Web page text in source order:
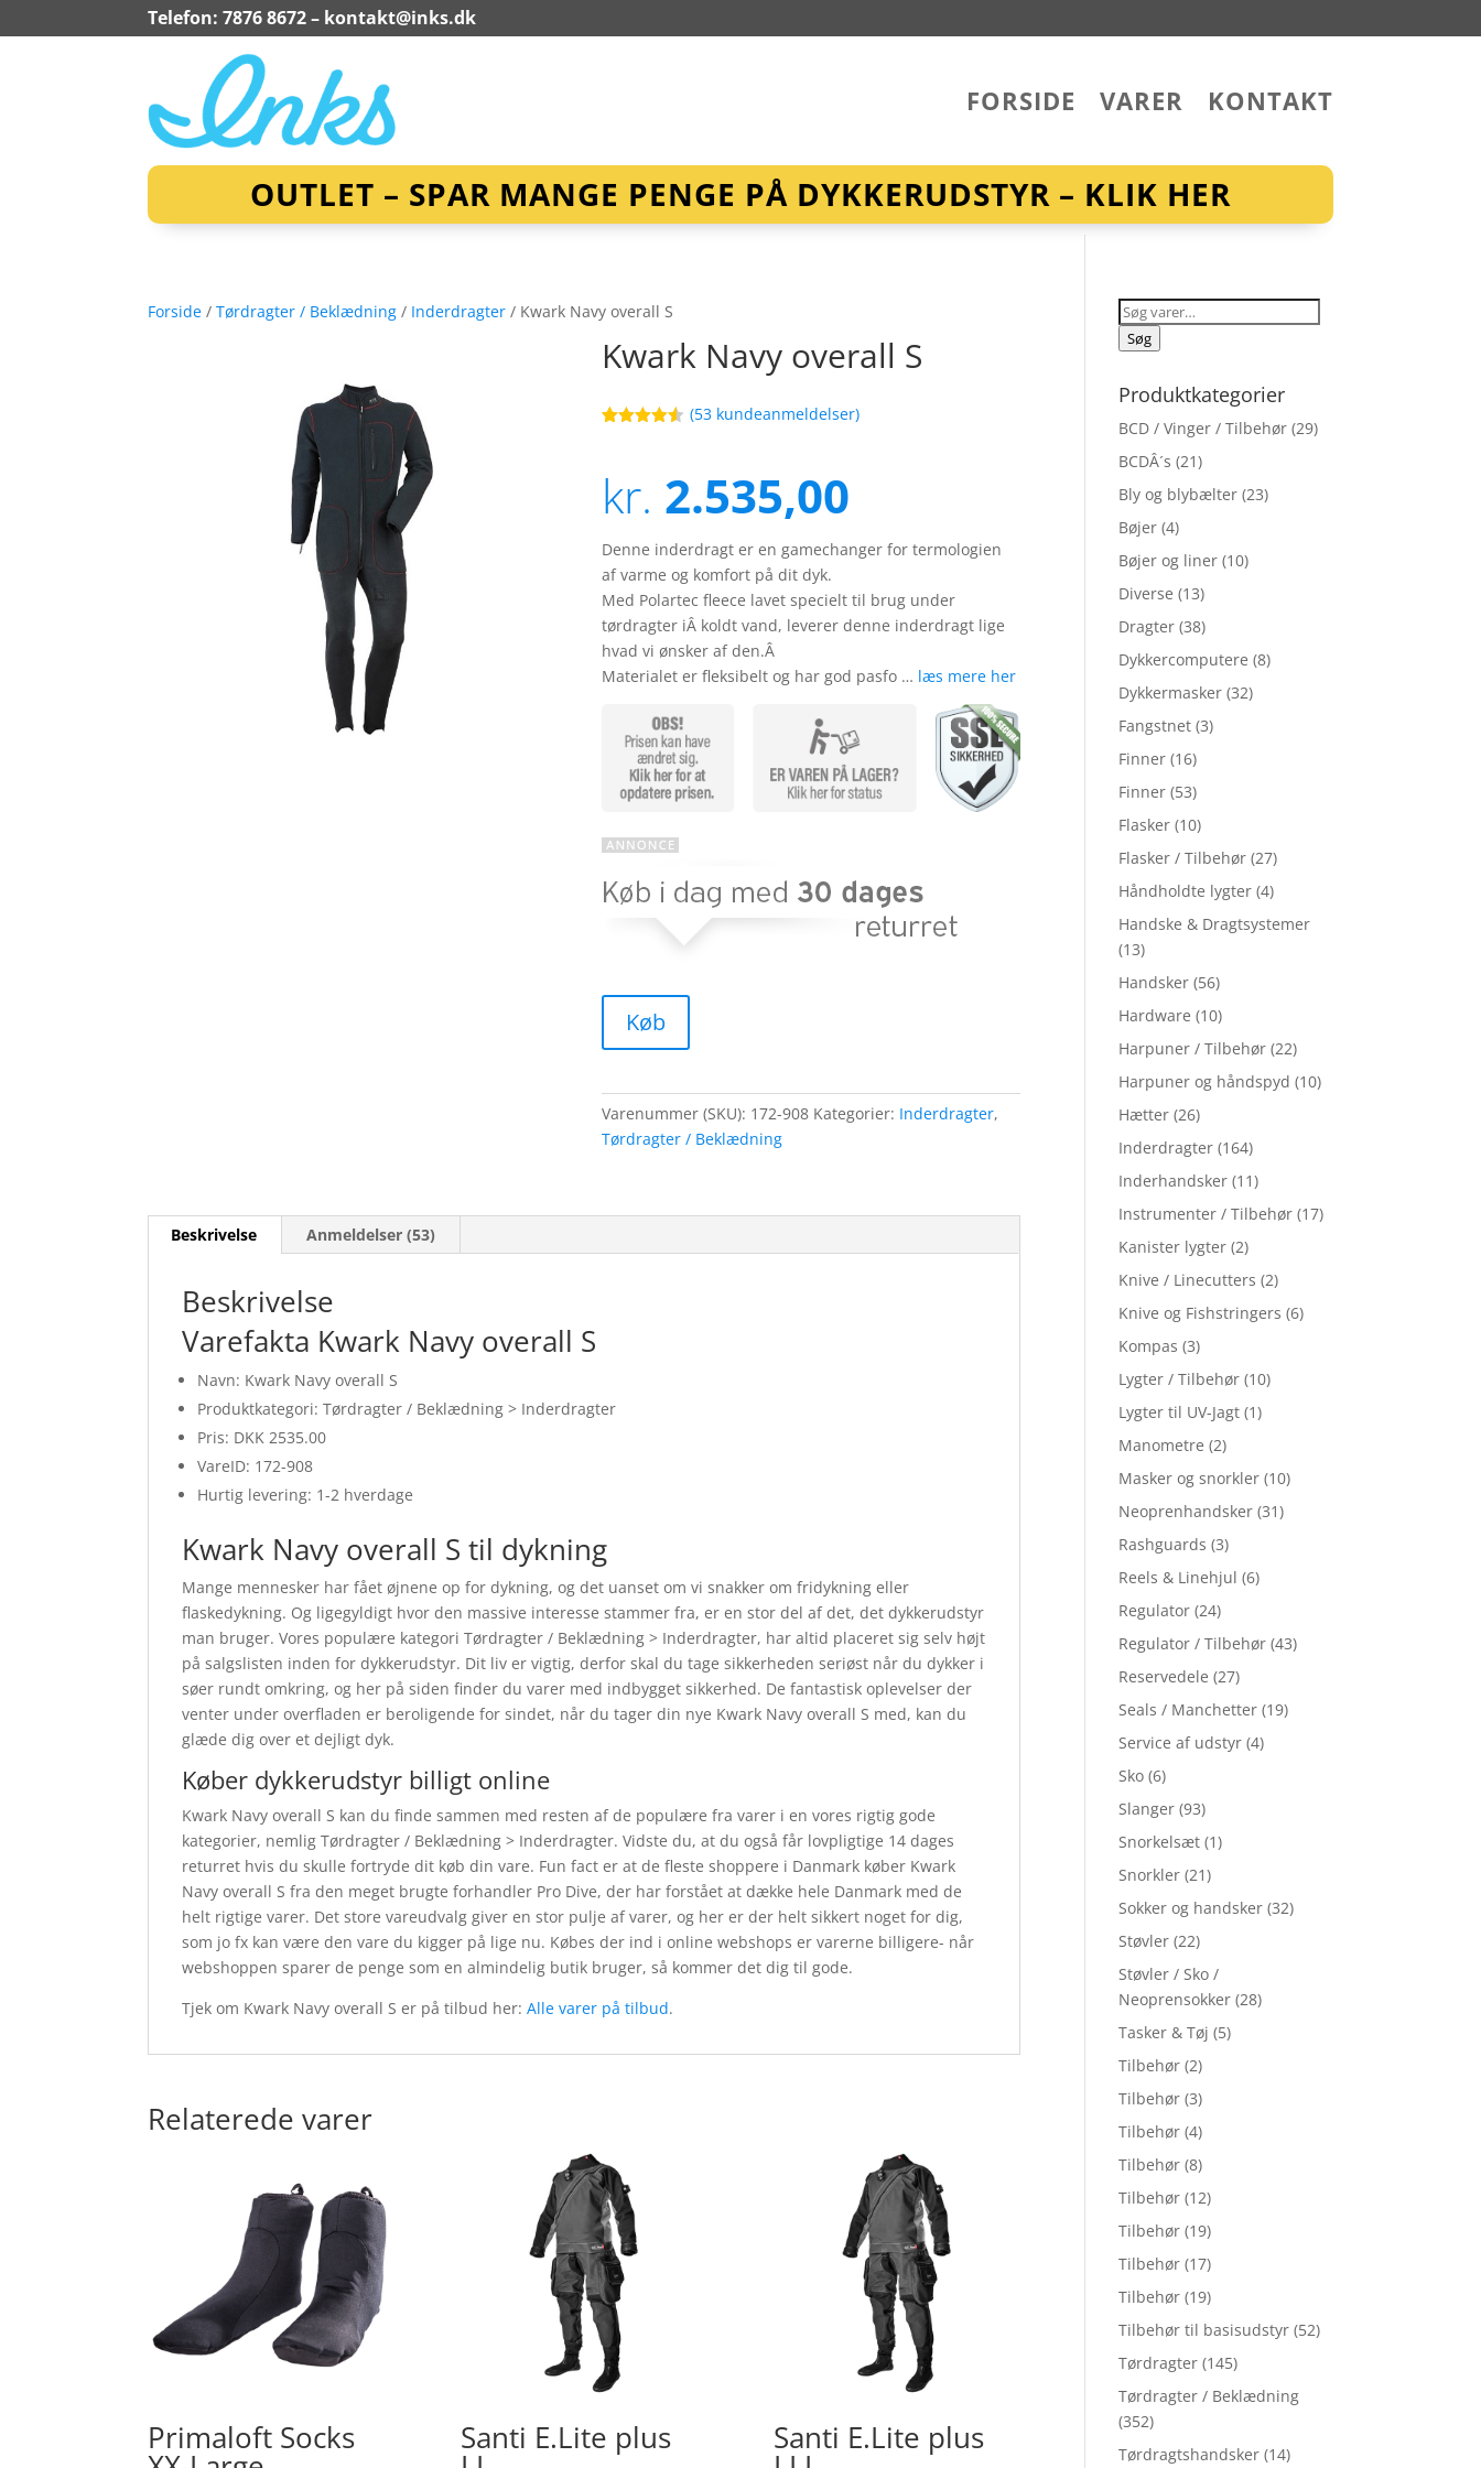
Telefon: 7876 8672 – kontakt@inks.dk
FORSIDE VARER KONTAKT
OUTLET – SPAR MANGE PENGE PÅ DYKKERUDSTYR – KLIK HER
Forside /Tørdragter / Beklædning / Inderdragter / Kwark Navy overall S
Kwark Navy overall S
baseret
på
kundebedø
(53kundeanmeldelser)
kr. 2.535,00
Denne inderdragt er en gamechanger for termologien
af varme og komfort på dit dyk.
Med Polartec fleece lavet specielt til brug under
tørdragter iÂ koldt vand, leverer denne inderdragt lige
hvad vi ønsker af den.Â
Materialet er fleksibelt og har god pasfo … læs mere her
Køb
Varenummer (SKU): 172-908 Kategorier: Inderdragter,
Tørdragter / Beklædning
Beskrivelse Anmeldelser (53)
Beskrivelse
Varefakta Kwark Navy overall S
Navn: Kwark Navy overall S
Produktkategori: Tørdragter / Beklædning > Inderdragter
Pris: DKK 2535.00
VareID: 172-908
Hurtig levering: 1-2 hverdage
Kwark Navy overall S til dykning
Mange mennesker har fået øjnene op for dykning, og det uanset om vi snakker om fridykning eller
flaskedykning. Og ligegyldigt hvor den massive interesse stammer fra, er en stor del af det, det dykkerudstyr
man bruger. Vores populære kategori Tørdragter / Beklædning > Inderdragter, har altid placeret sig selv højt
på salgslisten inden for dykkerudstyr. Dit liv er vigtig, derfor skal du tage sikkerheden seriøst når du dykker i
søer rundt omkring, og her på siden finder du varer med indbygget sikkerhed. De fantastisk oplevelser der
venter under overfladen er beroligende for sindet, når du tager din nye Kwark Navy overall S med, kan du
glæde dig over et dejligt dyk.
Køber dykkerudstyr billigt online
Kwark Navy overall S kan du finde sammen med resten af de populære fra varer i en vores rigtig gode
kategorier, nemlig Tørdragter / Beklædning > Inderdragter. Vidste du, at du også får lovpligtige 14 dages
returret hvis du skulle fortryde dit køb din vare. Fun fact er at de fleste shoppere i Danmark køber Kwark
Navy overall S fra den meget brugte forhandler Pro Dive, der har forstået at dække hele Danmark med de
helt rigtige varer. Det store vareudvalg giver en stor pulje af varer, og her er der helt sikkert noget for dig,
som jo fx kan være den vare du kigger på lige nu. Købes der ind i online webshops er varerne billigere- når
webshoppen sparer de penge som en almindelig butik bruger, så kommer det dig til gode.
Tjek om Kwark Navy overall S er på tilbud her:Alle varer på tilbud.
Relaterede varer
Primaloft Socks Santi E.Lite plus Santi E.Lite plus
Søg
efter:
Søg
Produktkategorier
BCD / Vinger / Tilbehør (29)
BCDÂ´s (21)
Bly og blybælter (23)
Bøjer (4)
Bøjer og liner (10)
Diverse (13)
Dragter (38)
Dykkercomputere (8)
Dykkermasker (32)
Fangstnet (3)
Finner (16)
Finner (53)
Flasker (10)
Flasker / Tilbehør (27)
Håndholdte lygter (4)
Handske & Dragtsystemer
(13)
Handsker (56)
Hardware (10)
Harpuner / Tilbehør (22)
Harpuner og håndspyd (10)
Hætter (26)
Inderdragter (164)
Inderhandsker (11)
Instrumenter / Tilbehør (17)
Kanister lygter (2)
Knive / Linecutters (2)
Knive og Fishstringers (6)
Kompas (3)
Lygter / Tilbehør (10)
Lygter til UV-Jagt (1)
Manometre (2)
Masker og snorkler (10)
Neoprenhandsker (31)
Rashguards (3)
Reels & Linehjul (6)
Regulator (24)
Regulator / Tilbehør (43)
Reservedele (27)
Seals / Manchetter (19)
Service af udstyr (4)
Sko (6)
Slanger (93)
Snorkelsæt (1)
Snorkler (21)
Sokker og handsker (32)
Støvler (22)
Støvler / Sko /
Neoprensokker (28)
Tasker & Tøj (5)
Tilbehør (2)
Tilbehør (3)
Tilbehør (4)
Tilbehør (8)
Tilbehør (12)
Tilbehør (19)
Tilbehør (17)
Tilbehør (19)
Tilbehør til basisudstyr (52)
Tørdragter (145)
Tørdragter / Beklædning
(352)
Tørdragtshandsker (14)